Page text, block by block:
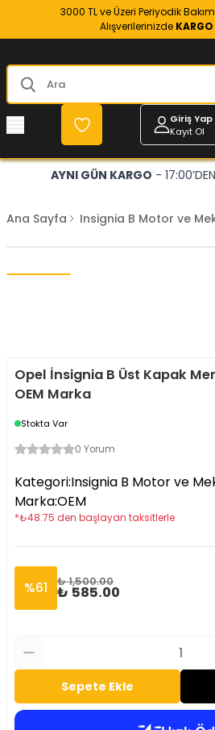
3000 TL ve Üzeri Periyodik
Alışverilerinizde
Giriş Yap
Kayıt Ol
AYNI GÜN KARGO -
Ana Sayfa Insignia B Motor ve
Opel İnsignia B Üst Kapak
OEM Marka
Stokta Var
0 Yorum
Kategori:Insignia B Motor ve
Marka:OEM
*₺48.75 den başlayan taksitlerle
%61 ₺ 1,500.00
₺ 585.00
Sepete Ekle